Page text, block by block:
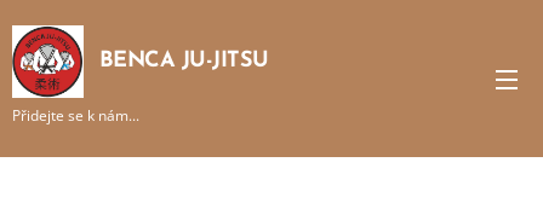
BENCA JU-JITSU
Přidejte se k nám...